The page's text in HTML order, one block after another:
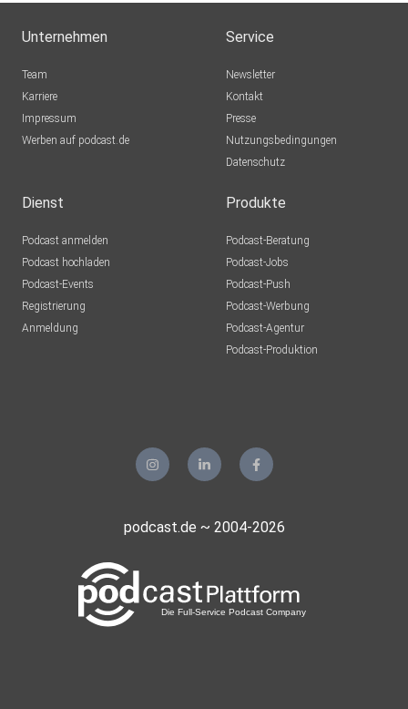
Unternehmen
Team
Karriere
Impressum
Werben auf podcast.de
Service
Newsletter
Kontakt
Presse
Nutzungsbedingungen
Datenschutz
Dienst
Podcast anmelden
Podcast hochladen
Podcast-Events
Registrierung
Anmeldung
Produkte
Podcast-Beratung
Podcast-Jobs
Podcast-Push
Podcast-Werbung
Podcast-Agentur
Podcast-Produktion
podcast.de ~ 2004-2026